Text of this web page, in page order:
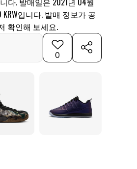
입니다. 발매 정보가 공
확인해 보세요.
0